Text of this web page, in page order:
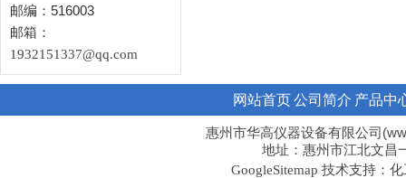
邮编：516003
邮箱：
1932151337@qq.com
网站首页公司简介 产品中
惠州市华高仪器设备有限公司
地址：惠州市江北文昌
GoogleSitemap 技术支持：